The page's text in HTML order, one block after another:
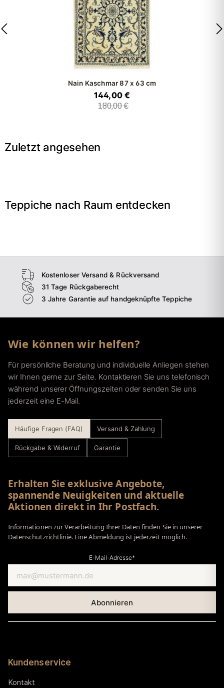
Nain Kaschmar 87 x 63 cm
144,00 €
180,00 €
Zuletzt angesehen
Teppiche nach Raum entdecken
Wohnzimmer
Kostenloser Versand & Rückversand
31 Tage Rückgaberecht
3 Jahre Garantie auf handgeknüpfte Teppiche
Wie können wir helfen?
Für persönliche Beratung und individuelle Anliegen stehen
wir Ihnen gerne zur Seite. Kontaktieren Sie uns telefonisch
während unserer Öffnungszeiten oder senden Sie uns
jederzeit eine E-Mail.
Häufige Fragen (FAQ) Versand & Zahlung
Rückgabe & Widerruf Garantie
Erhalten Sie exklusive Angebote,
spannende Neuigkeiten und aktuelle
Aktionen direkt in Ihr Postfach.
Informationen zur Verarbeitung Ihrer Daten finden Sie in unserer
Datenschutzrichtlinie. Eine Abmeldung ist jederzeit möglich.
E-Mail-Adresse*
Kundenservice
Kontakt